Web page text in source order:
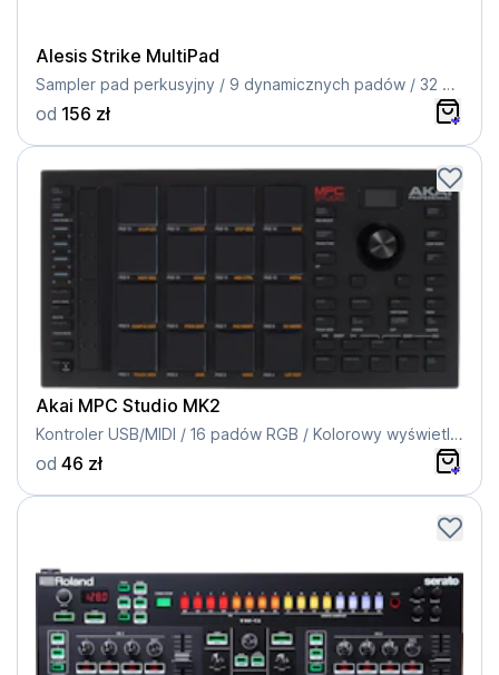
Alesis Strike MultiPad
Sampler pad perkusyjny / 9 dynamicznych padów / 32 GB pamięci / Wbudowany sampler
od 156 zł
Akai MPC Studio MK2
Kontroler USB/MIDI / 16 padów RGB / Kolorowy wyświetlacz / Touchstrip
od 46 zł